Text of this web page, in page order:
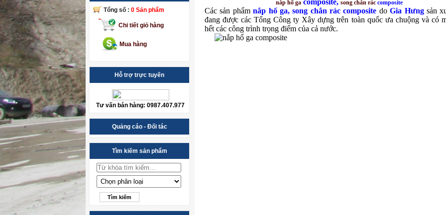
Tổng số : 0 Sản phẩm
Chi tiết giỏ hàng
Mua hàng
Hỗ trợ trực tuyến
Tư vấn bán hàng: 0987.407.977
Quảng cáo - Đối tác
Tìm kiếm sản phẩm
nắp hố ga song chắn rác composite
Các sản phẩmnắp hố ga, song chắn rác composite doGia Hưngsản
đang được các Tổng Công ty Xây dựng trên toàn quốc ưa chuộng và có
hết các công trình trọng điểm của cả nước.